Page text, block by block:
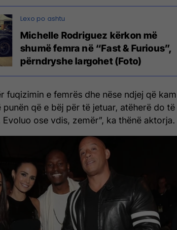
Michelle Rodriguez kërkon më
shumë femra në “Fast & Furious”,
përndryshe largohet (Foto)
fuqizimin e femrës dhe nëse ndjej që kam
punën që e bëj për të jetuar, atëherë do të
ose vdis, zemër”, ka thënë aktorja.